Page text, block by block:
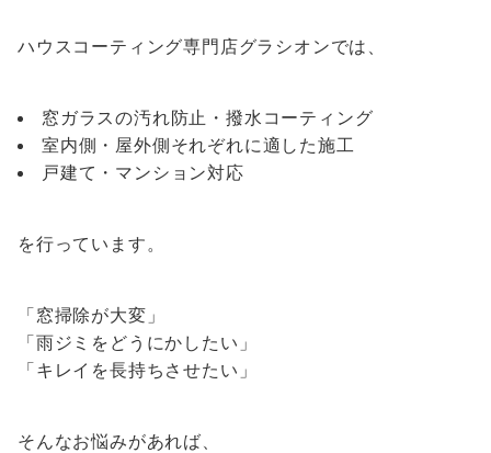
ハウスコーティング専門店グラシオンでは、
窓ガラスの汚れ防止・撥水コーティング
室内側・屋外側それぞれに適した施工
戸建て・マンション対応
を行っています。
「窓掃除が大変」
「雨ジミをどうにかしたい」
「キレイを長持ちさせたい」
そんなお悩みがあれば、